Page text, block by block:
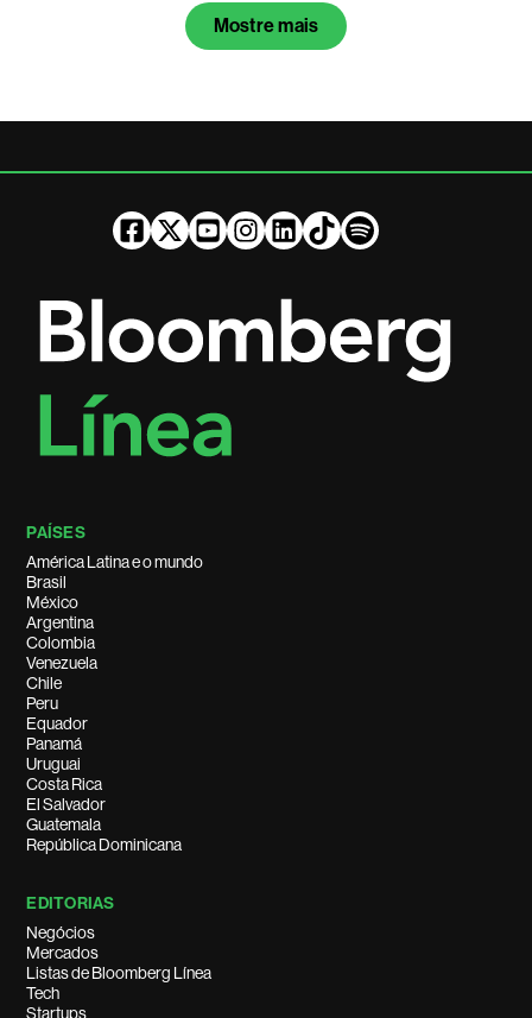
Mostre mais
PAÍSES
América Latina e o mundo
Brasil
México
Argentina
Colombia
Venezuela
Chile
Peru
Equador
Panamá
Uruguai
Costa Rica
El Salvador
Guatemala
República Dominicana
EDITORIAS
Negócios
Mercados
Listas de Bloomberg Línea
Tech
Startups